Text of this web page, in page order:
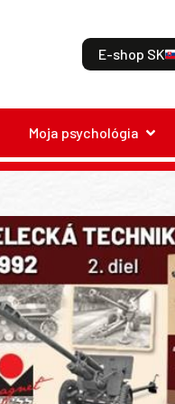
E-shop SK
Moja psychológia